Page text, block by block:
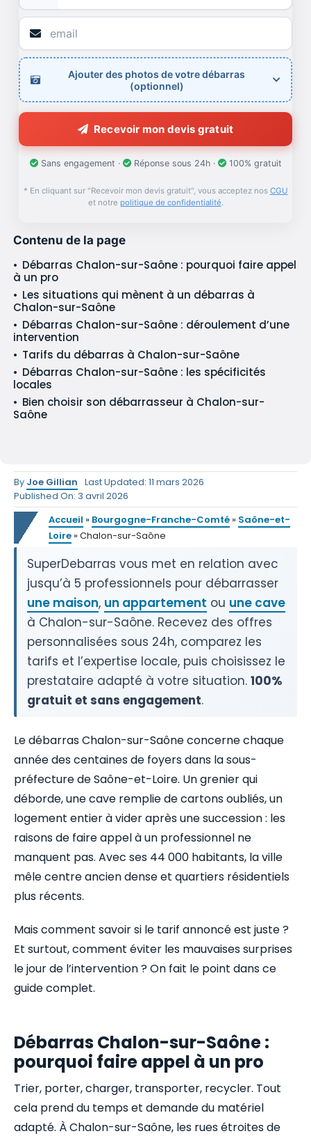
Ajouter des photos de votre débarras
(optionnel)
Recevoir mon devis gratuit
Sans engagement · Réponse sous 24h · 100% gratuit
* En cliquant sur "Recevoir mon devis gratuit", vous acceptez nos CGU
et notre politique de confidentialité.
Contenu de la page
Débarras Chalon-sur-Saône : pourquoi faire appel
à un pro
Les situations qui mènent à un débarras à
Chalon-sur-Saône
Débarras Chalon-sur-Saône : déroulement d’une
intervention
Tarifs du débarras à Chalon-sur-Saône
Débarras Chalon-sur-Saône : les spécificités
locales
Bien choisir son débarrasseur à Chalon-sur-
Saône
By Joe Gillian Last Updated: 11 mars 2026
Published On: 3 avril 2026
Accueil » Bourgogne-Franche-Comté » Saône-et-
Loire »Chalon-sur-Saône
SuperDebarras vous met en relation avec
jusqu’à 5 professionnels pour débarrasser
une maison, un appartement ou une cave
à Chalon-sur-Saône. Recevez des offres
personnalisées sous 24h, comparez les
tarifs et l’expertise locale, puis choisissez le
prestataire adapté à votre situation. 100%
gratuit et sans engagement.
Le débarras Chalon-sur-Saône concerne chaque
année des centaines de foyers dans la sous-
préfecture de Saône-et-Loire. Un grenier qui
déborde, une cave remplie de cartons oubliés, un
logement entier à vider après une succession : les
raisons de faire appel à un professionnel ne
manquent pas. Avec ses 44 000 habitants, la ville
mêle centre ancien dense et quartiers résidentiels
plus récents.
Mais comment savoir si le tarif annoncé est juste ?
Et surtout, comment éviter les mauvaises surprises
le jour de l’intervention ? On fait le point dans ce
guide complet.
Débarras Chalon-sur-Saône :
pourquoi faire appel à un pro
Trier, porter, charger, transporter, recycler. Tout
cela prend du temps et demande du matériel
adapté. À Chalon-sur-Saône, les rues étroites de